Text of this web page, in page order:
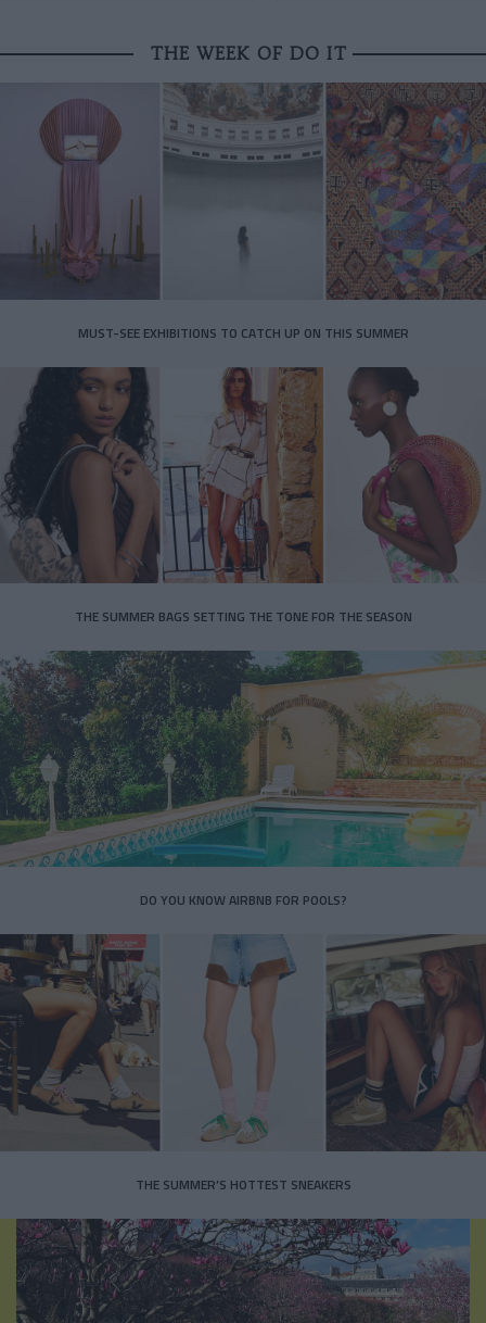
THE WEEK OF DO IT
MUST-SEE EXHIBITIONS TO CATCH UP ON THIS SUMMER
THE SUMMER BAGS SETTING THE TONE FOR THE SEASON
DO YOU KNOW AIRBNB FOR POOLS?
THE SUMMER’S HOTTEST SNEAKERS